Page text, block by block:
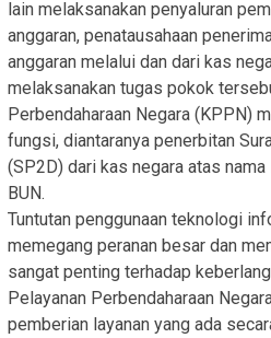
lain melaksanakan penyaluran
anggaran, penatausahaan
anggaran melalui dan dari kas
melaksanakan tugas pokok
Perbendaharaan Negara (KPPN)
fungsi, diantaranya penerbitan
(SP2D) dari kas negara atas
BUN.
Tuntutan penggunaan teknologi
memegang peranan besar dan
sangat penting terhadap
Pelayanan Perbendaharaan
pemberian layanan yang ada